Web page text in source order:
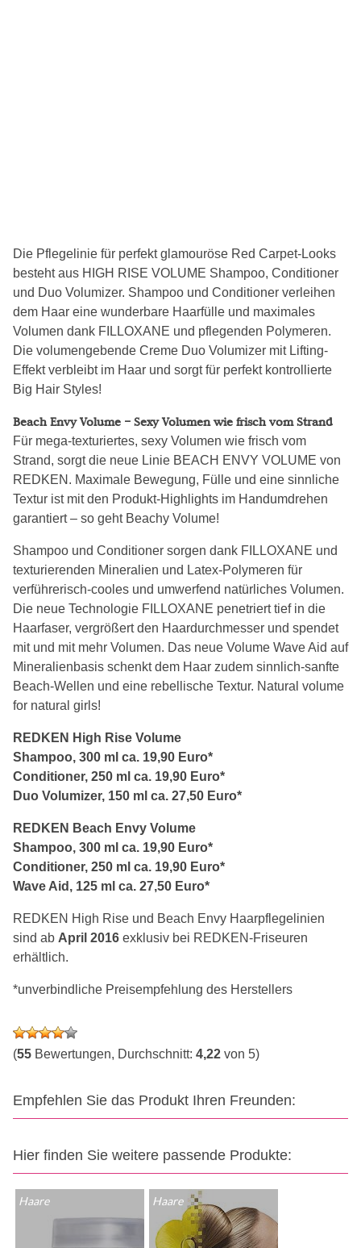
Die Pflegelinie für perfekt glamouröse Red Carpet-Looks
besteht aus HIGH RISE VOLUME Shampoo, Conditioner
und Duo Volumizer. Shampoo und Conditioner verleihen
dem Haar eine wunderbare Haarfülle und maximales
Volumen dank FILLOXANE und pflegenden Polymeren.
Die volumengebende Creme Duo Volumizer mit Lifting-
Effekt verbleibt im Haar und sorgt für perfekt kontrollierte
Big Hair Styles!
Beach Envy Volume – Sexy Volumen wie frisch vom Strand
Für mega-texturiertes, sexy Volumen wie frisch vom
Strand, sorgt die neue Linie BEACH ENVY VOLUME von
REDKEN. Maximale Bewegung, Fülle und eine sinnliche
Textur ist mit den Produkt-Highlights im Handumdrehen
garantiert – so geht Beachy Volume!
Shampoo und Conditioner sorgen dank FILLOXANE und
texturierenden Mineralien und Latex-Polymeren für
verführerisch-cooles und umwerfend natürliches Volumen.
Die neue Technologie FILLOXANE penetriert tief in die
Haarfaser, vergrößert den Haardurchmesser und spendet
mit und mit mehr Volumen. Das neue Volume Wave Aid auf
Mineralienbasis schenkt dem Haar zudem sinnlich-sanfte
Beach-Wellen und eine rebellische Textur. Natural volume
for natural girls!
REDKEN High Rise Volume
Shampoo, 300 ml ca. 19,90 Euro*
Conditioner, 250 ml ca. 19,90 Euro*
Duo Volumizer, 150 ml ca. 27,50 Euro*
REDKEN Beach Envy Volume
Shampoo, 300 ml ca. 19,90 Euro*
Conditioner, 250 ml ca. 19,90 Euro*
Wave Aid, 125 ml ca. 27,50 Euro*
REDKEN High Rise und Beach Envy Haarpflegelinien
sind ab April 2016 exklusiv bei REDKEN-Friseuren
erhältlich.
*unverbindliche Preisempfehlung des Herstellers
(55 Bewertungen, Durchschnitt: 4,22 von 5)
Empfehlen Sie das Produkt Ihren Freunden:
Hier finden Sie weitere passende Produkte:
Haare Haare